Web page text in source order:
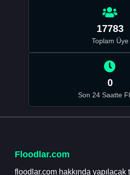
17783
Toplam Üye
0
Son 24 Saatte
Floodlar.com
floodlar.com hakkında yapılacak